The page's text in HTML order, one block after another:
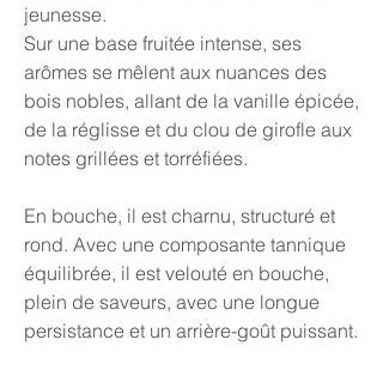
jeunesse.
Sur une base fruitée intense, ses
arômes se mêlent aux nuances des
bois nobles, allant de la vanille épicée,
de la réglisse et du clou de girofle aux
notes grillées et torréfiées.
En bouche, il est charnu, structuré et
rond. Avec une composante tannique
équilibrée, il est velouté en bouche,
plein de saveurs, avec une longue
persistance et un arrière-goût puissant.